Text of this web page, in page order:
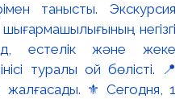
танысты. Экскурсия
негізгі
естелік және жеке
туралы ой бөлісті. 📍
жалғасады. ⚜️ Сегодня, 1